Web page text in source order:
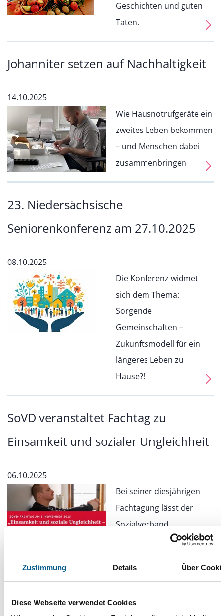
Zustimmung Details Über
Diese Webseite verwendet Cookies
Geschichten und guten
Taten.
Johanniter setzen auf Nachhaltigkeit
14.10.2025
Wie Hausnotrufgeräte ein
zweites Leben bekommen
– und Menschen dabei
zusammenbringen
23. Niedersächsische
Seniorenkonferenz am 27.10.2025
08.10.2025
Die Konferenz widmet
sich dem Thema:
Sorgende
Gemeinschaften –
Zukunftsmodell für ein
längeres Leben zu
Hause?!
SoVD veranstaltet Fachtag zu
Einsamkeit und sozialer Ungleichheit
06.10.2025
Bei seiner diesjährigen
Fachtagung lässt der
Sozialverband
Wissenschaftler*innen
und Betroffene zu Wort
kommen.